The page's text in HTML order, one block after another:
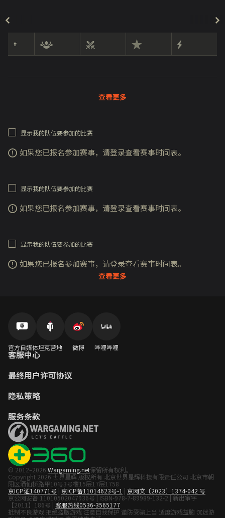
#
查看更多
显示我的队伍要参加的比赛
如果您已报名参加赛事，请登录查看赛事时间表。
显示我的队伍要参加的比赛
如果您已报名参加赛事，请登录查看赛事时间表。
显示我的队伍要参加的比赛
如果您已报名参加赛事，请登录查看赛事时间表。
查看更多
官方自媒体坦克营地 微博 哔哩哔哩
客服中心
最终用户许可协议
隐私策略
服务条款
© 2012–2026 Wargaming.net保留所有权利。
Copyright 2026 世界星辉 版权所有 北京世界星辉科技有限责任公司 北京市朝
阳区酒仙桥路甲10号3号楼15层17层1758
京ICP证140771号 | 京ICP备11014623号-1 | 京网文〔2023〕1374-042 号
京公网安备 11010502047936号 | ISBN-978-7-89989-132-2 | 新出审字
【2011】186号 | 客服热线0536-3565177
抵制不良游戏 拒绝盗版游戏 注意自我保护 谨防受骗上当 适度游戏益脑 沉迷游